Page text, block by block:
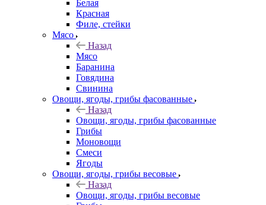
Белая
Красная
Филе, стейки
Мясо
Назад
Мясо
Баранина
Говядина
Свинина
Овощи, ягоды, грибы фасованные
Назад
Овощи, ягоды, грибы фасованные
Грибы
Моновощи
Смеси
Ягоды
Овощи, ягоды, грибы весовые
Назад
Овощи, ягоды, грибы весовые